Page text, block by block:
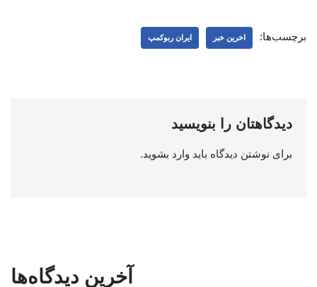
برچسب‌ها: اخرین خبر ایران ربوکمپ
دیدگاهتان را بنویسید
برای نوشتن دیدگاه باید وارد بشوید.
آخرین دیدگاه‌ها